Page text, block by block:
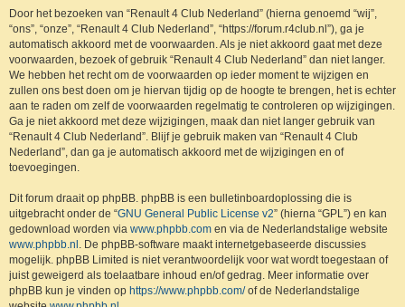
Door het bezoeken van “Renault 4 Club Nederland” (hierna genoemd “wij”,
“ons”, “onze”, “Renault 4 Club Nederland”, “https://forum.r4club.nl”), ga je
automatisch akkoord met de voorwaarden. Als je niet akkoord gaat met deze
voorwaarden, bezoek of gebruik “Renault 4 Club Nederland” dan niet langer.
We hebben het recht om de voorwaarden op ieder moment te wijzigen en
zullen ons best doen om je hiervan tijdig op de hoogte te brengen, het is echter
aan te raden om zelf de voorwaarden regelmatig te controleren op wijzigingen.
Ga je niet akkoord met deze wijzigingen, maak dan niet langer gebruik van
“Renault 4 Club Nederland”. Blijf je gebruik maken van “Renault 4 Club
Nederland”, dan ga je automatisch akkoord met de wijzigingen en of
toevoegingen.
Dit forum draait op phpBB. phpBB is een bulletinboardoplossing die is
uitgebracht onder de “GNU General Public License v2” (hierna “GPL”) en kan
gedownload worden via www.phpbb.com en via de Nederlandstalige website
www.phpbb.nl . De phpBB-software maakt internetgebaseerde discussies
mogelijk. phpBB Limited is niet verantwoordelijk voor wat wordt toegestaan of
juist geweigerd als toelaatbare inhoud en/of gedrag. Meer informatie over
phpBB kun je vinden op https://www.phpbb.com/of de Nederlandstalige